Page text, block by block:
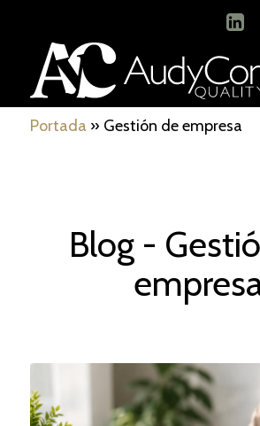
Portada » Gestión de empresa
Blog -